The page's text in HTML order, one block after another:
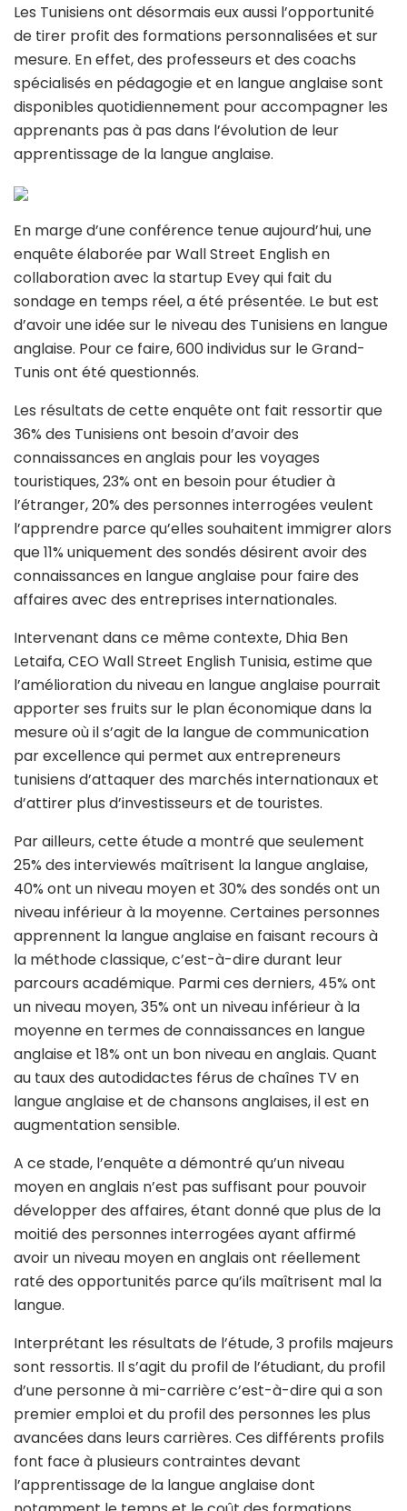
Les Tunisiens ont désormais eux aussi l’opportunité
de tirer profit des formations personnalisées et sur
mesure. En effet, des professeurs et des coachs
spécialisés en pédagogie et en langue anglaise sont
disponibles quotidiennement pour accompagner les
apprenants pas à pas dans l’évolution de leur
apprentissage de la langue anglaise.
En marge d’une conférence tenue aujourd’hui, une
enquête élaborée par Wall Street English en
collaboration avec la startup Evey qui fait du
sondage en temps réel, a été présentée. Le but est
d’avoir une idée sur le niveau des Tunisiens en langue
anglaise. Pour ce faire, 600 individus sur le Grand-
Tunis ont été questionnés.
Les résultats de cette enquête ont fait ressortir que
36% des Tunisiens ont besoin d’avoir des
connaissances en anglais pour les voyages
touristiques, 23% ont en besoin pour étudier à
l’étranger, 20% des personnes interrogées veulent
l’apprendre parce qu’elles souhaitent immigrer alors
que 11% uniquement des sondés désirent avoir des
connaissances en langue anglaise pour faire des
affaires avec des entreprises internationales.
Intervenant dans ce même contexte, Dhia Ben
Letaifa, CEO Wall Street English Tunisia, estime que
l’amélioration du niveau en langue anglaise pourrait
apporter ses fruits sur le plan économique dans la
mesure où il s’agit de la langue de communication
par excellence qui permet aux entrepreneurs
tunisiens d’attaquer des marchés internationaux et
d’attirer plus d’investisseurs et de touristes.
Par ailleurs, cette étude a montré que seulement
25% des interviewés maîtrisent la langue anglaise,
40% ont un niveau moyen et 30% des sondés ont un
niveau inférieur à la moyenne. Certaines personnes
apprennent la langue anglaise en faisant recours à
la méthode classique, c’est-à-dire durant leur
parcours académique. Parmi ces derniers, 45% ont
un niveau moyen, 35% ont un niveau inférieur à la
moyenne en termes de connaissances en langue
anglaise et 18% ont un bon niveau en anglais. Quant
au taux des autodidactes férus de chaînes TV en
langue anglaise et de chansons anglaises, il est en
augmentation sensible.
A ce stade, l’enquête a démontré qu’un niveau
moyen en anglais n’est pas suffisant pour pouvoir
développer des affaires, étant donné que plus de la
moitié des personnes interrogées ayant affirmé
avoir un niveau moyen en anglais ont réellement
raté des opportunités parce qu’ils maîtrisent mal la
langue.
Interprétant les résultats de l’étude, 3 profils majeurs
sont ressortis. Il s’agit du profil de l’étudiant, du profil
d’une personne à mi-carrière c’est-à-dire qui a son
premier emploi et du profil des personnes les plus
avancées dans leurs carrières. Ces différents profils
font face à plusieurs contraintes devant
l’apprentissage de la langue anglaise dont